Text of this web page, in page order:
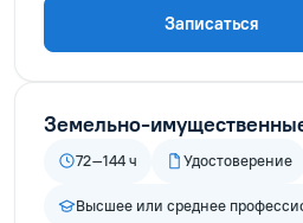
Записаться
Земельно-
72–144 ч Удостоверение
Высшее или среднее